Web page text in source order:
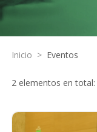
Inicio > Eventos
2 elementos en total: